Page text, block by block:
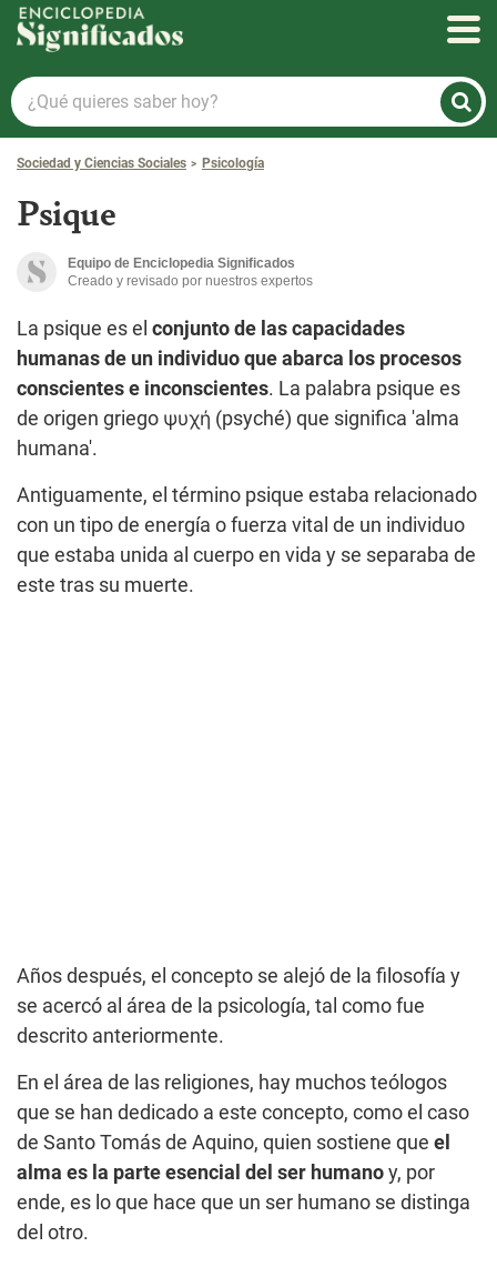
Enciclopedia Significados
¿Qué
quieres
saber
hoy?
Sociedad y Ciencias Sociales Psicología
Psique
Equipo de Enciclopedia Significados
Creado y revisado por nuestros expertos
La psique es el conjunto de las capacidades
humanas de un individuo que abarca los procesos
conscientes e inconscientes. La palabra psique es
de origen griego ψυχή (psyché) que significa 'alma
humana'.
Antiguamente, el término psique estaba relacionado
con un tipo de energía o fuerza vital de un individuo
que estaba unida al cuerpo en vida y se separaba de
este tras su muerte.
Años después, el concepto se alejó de la filosofía y
se acercó al área de la psicología, tal como fue
descrito anteriormente.
En el área de las religiones, hay muchos teólogos
que se han dedicado a este concepto, como el caso
de Santo Tomás de Aquino, quien sostiene que el
alma es la parte esencial del ser humano y, por
ende, es lo que hace que un ser humano se distinga
del otro.